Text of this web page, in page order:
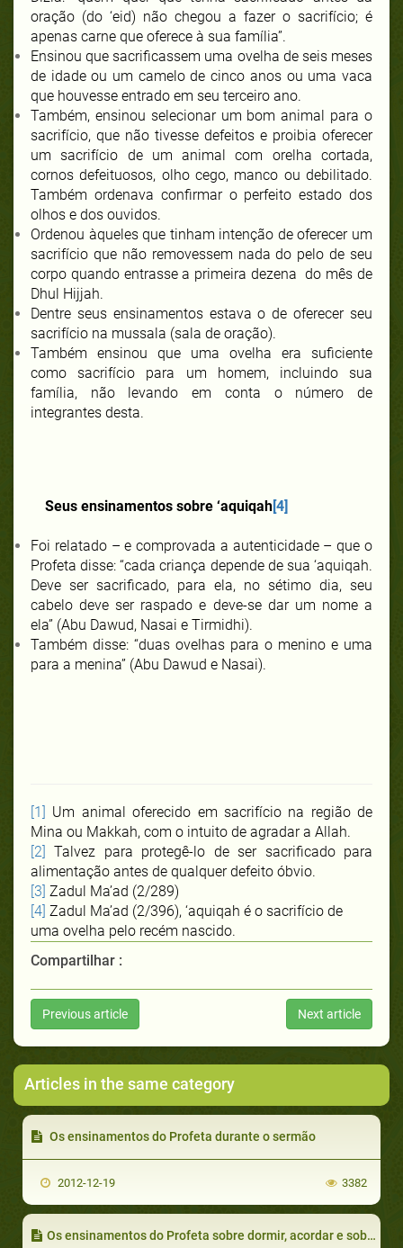
oração (do ‘eid) não chegou a fazer o sacrifício; é
apenas carne que oferece à sua família”.
Ensinou que sacrificassem uma ovelha de seis meses
de idade ou um camelo de cinco anos ou uma vaca
que houvesse entrado em seu terceiro ano.
Também, ensinou selecionar um bom animal para o
sacrifício, que não tivesse defeitos e proibia oferecer
um sacrifício de um animal com orelha cortada,
cornos defeituosos, olho cego, manco ou debilitado.
Também ordenava confirmar o perfeito estado dos
olhos e dos ouvidos.
Ordenou àqueles que tinham intenção de oferecer um
sacrifício que não removessem nada do pelo de seu
corpo quando entrasse a primeira dezena do mês de
Dhul Hijjah.
Dentre seus ensinamentos estava o de oferecer seu
sacrifício na mussala (sala de oração).
Também ensinou que uma ovelha era suficiente
como sacrifício para um homem, incluindo sua
família, não levando em conta o número de
integrantes desta.
Seus ensinamentos sobre ‘aquiqah[4]
Foi relatado – e comprovada a autenticidade – que o
Profeta disse: “cada criança depende de sua ‘aquiqah.
Deve ser sacrificado, para ela, no sétimo dia, seu
cabelo deve ser raspado e deve-se dar um nome a
ela” (Abu Dawud, Nasai e Tirmidhi).
Também disse: “duas ovelhas para o menino e uma
para a menina” (Abu Dawud e Nasai).
[1] Um animal oferecido em sacrifício na região de
Mina ou Makkah, com o intuito de agradar a Allah.
[2] Talvez para protegê-lo de ser sacrificado para
alimentação antes de qualquer defeito óbvio.
[3] Zadul Ma’ad (2/289)
[4] Zadul Ma’ad (2/396), ‘aquiqah é o sacrifício de
uma ovelha pelo recém nascido.
Compartilhar :
Previous article Next article
Articles in the same category
Os ensinamentos do Profeta durante o sermão
2012-12-19 3382
Os ensinamentos do Profeta sobre dormir, acordar e sobre os sonhos